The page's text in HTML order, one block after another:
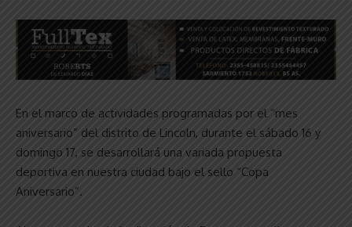
En el marco de actividades programadas por el “mes
aniversario” del distrito de Lincoln, durante el sábado 16 y
domingo 17, se desarrollará una variada propuesta
deportiva en nuestra ciudad bajo el sello “Copa
Aniversario”.